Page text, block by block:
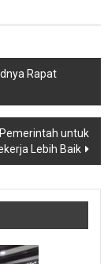
Rapat
untuk
Lebih Baik